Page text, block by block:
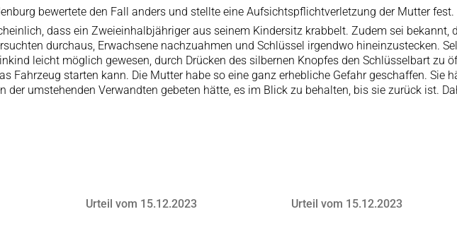
bewertete den Fall anders und stellte eine Aufsichtspflichtverletzung der Mutter fest.
dass ein Zweieinhalbjähriger aus seinem Kindersitz krabbelt. Zudem sei bekannt,
durchaus, Erwachsene nachzuahmen und Schlüssel irgendwo hineinzustecken.
leicht möglich gewesen, durch Drücken des silbernen Knopfes den Schlüsselbart zu
Fahrzeug starten kann. Die Mutter habe so eine ganz erhebliche Gefahr geschaffen.
der umstehenden Verwandten gebeten hätte, es im Blick zu behalten, bis sie zurück ist.
Urteil vom 15.12.2023 Urteil vom 15.12.2023